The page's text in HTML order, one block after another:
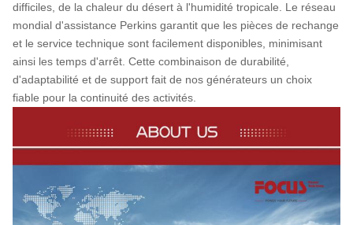
difficiles, de la chaleur du désert à l'humidité tropicale. Le réseau
mondial d'assistance Perkins garantit que les pièces de rechange
et le service technique sont facilement disponibles, minimisant
ainsi les temps d'arrêt. Cette combinaison de durabilité,
d'adaptabilité et de support fait de nos générateurs un choix
fiable pour la continuité des activités.